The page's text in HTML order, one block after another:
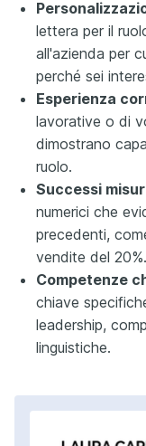
lettera per il
all'azienda per
perché sei
Esperienza
lavorative o di
dimostrano
ruolo.
Successi
numerici che
precedenti,
vendite del 20%.
Competenze
chiave
leadership,
linguistiche.